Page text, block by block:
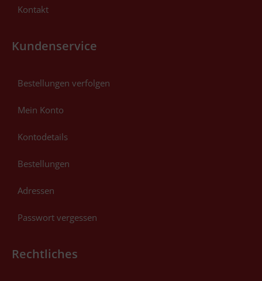
Kontakt
Kundenservice
Bestellungen verfolgen
Mein Konto
Kontodetails
Bestellungen
Adressen
Passwort vergessen
Rechtliches